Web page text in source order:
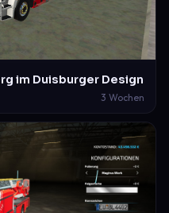
im Duisburger Design
3 Wochen